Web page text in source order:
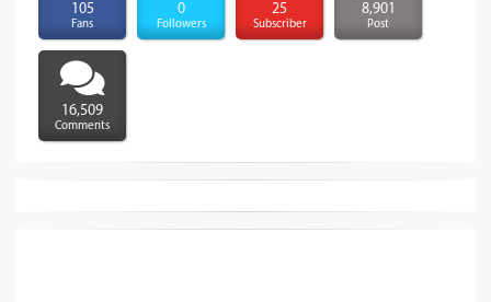
105
Fans
0
Followers
25
Subscriber
8,901
Post
16,509
Comments